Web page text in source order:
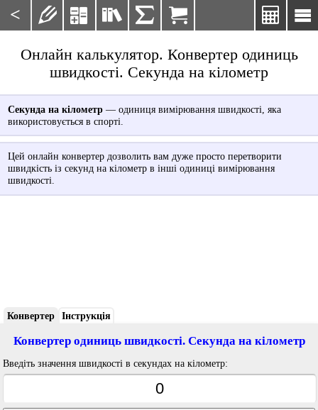
< 

    
Онлайн калькулятор. Конвертер одиниць
швидкості. Секунда на кілометр
Секунда на кілометр— одиниця вимірювання швидкості, яка
використовується в спорті.
Цей онлайн конвертер дозволить вам дуже просто перетворити
швидкість із секунд на кілометр в інші одиниці вимірювання
швидкості.
Конвертер Інструкція
Конвертер одиниць швидкості. Секунда на кілометр
Введіть значення швидкості в секундах на кілометр: